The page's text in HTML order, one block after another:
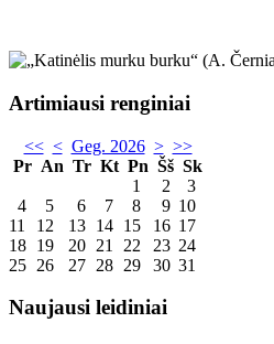
Artimiausi renginiai
<< < Geg. 2026 > >>
Pr An Tr Kt Pn Šš Sk
1
2
3
4
5 6 7 8 9 10
11
12 13 14 15 16 17
18 19 20 21 22 23 24
25 26 27 28 29 30 31
Naujausi leidiniai